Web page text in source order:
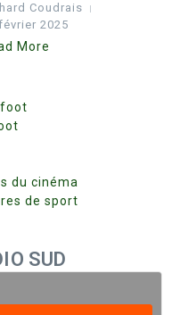
Coudrais
2025
More
foot
du cinéma
de sport
SUD